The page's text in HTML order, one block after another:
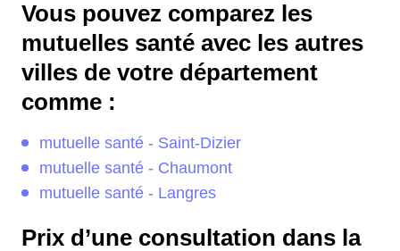
Vous pouvez comparez les
mutuelles santé avec les autres
villes de votre département
comme :
mutuelle santé - Saint-Dizier
mutuelle santé - Chaumont
mutuelle santé - Langres
Prix d’une consultation dans la